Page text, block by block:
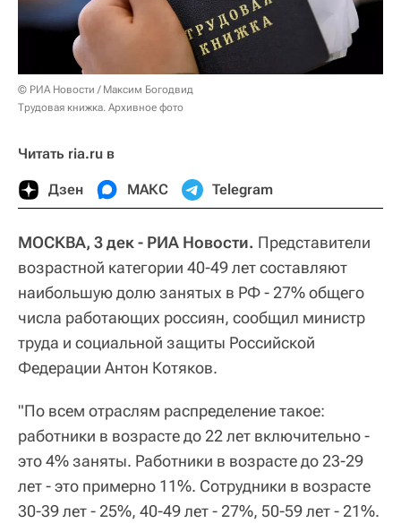
© РИА Новости / Максим Богодвид
Трудовая книжка. Архивное фото
Читать ria.ru в
Дзен МАКС Telegram
МОСКВА, 3 дек - РИА Новости. Представители
возрастной категории 40-49 лет составляют
наибольшую долю занятых в РФ - 27% общего
числа работающих россиян, сообщил министр
труда и социальной защиты Российской
Федерации Антон Котяков.
"По всем отраслям распределение такое:
работники в возрасте до 22 лет включительно -
это 4% заняты. Работники в возрасте до 23-29
лет - это примерно 11%. Сотрудники в возрасте
30-39 лет - 25%, 40-49 лет - 27%, 50-59 лет - 21%.